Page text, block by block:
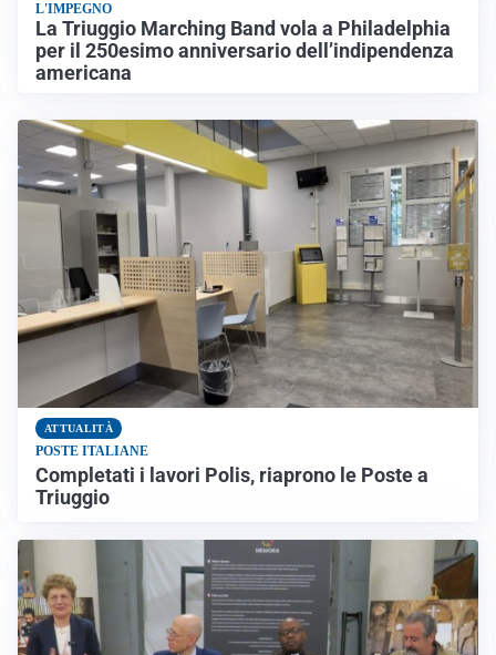
L'IMPEGNO
La Triuggio Marching Band vola a Philadelphia
per il 250esimo anniversario dell’indipendenza
americana
ATTUALITÀ
POSTE ITALIANE
Completati i lavori Polis, riaprono le Poste a
Triuggio